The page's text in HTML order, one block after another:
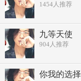
1454人推荐
九等天使
904人推荐
你我的选择